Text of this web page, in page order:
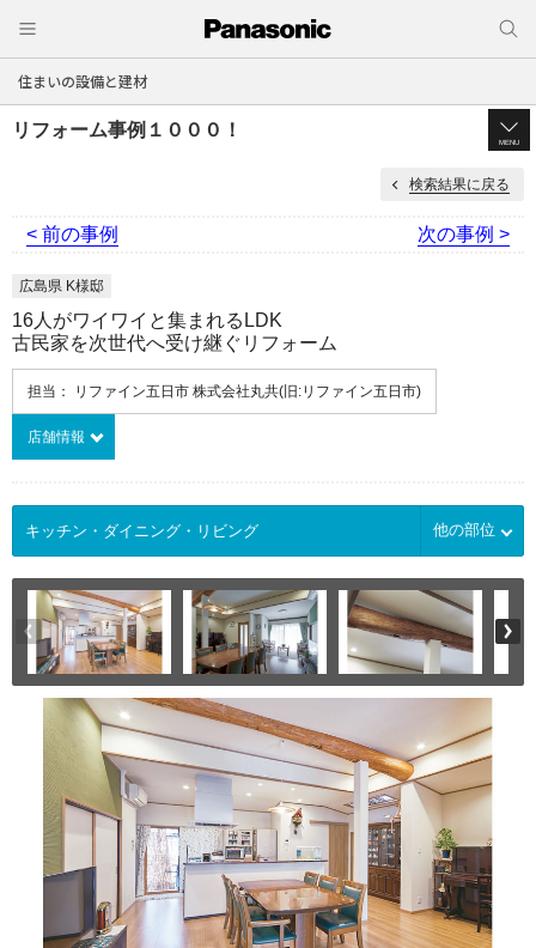
住まいの設備と建材
リフォーム事例１０００！
MENU
検索結果に戻る
< 前の事例 次の事例 >
広島県 K様邸
16人がワイワイと集まれるLDK
古民家を次世代へ受け継ぐリフォーム
担当： リファイン五日市 株式会社丸共(旧:リファイン五日市)
店舗情報
他の部位